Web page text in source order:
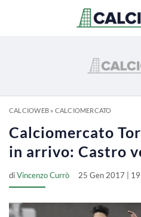
CALCIOWEB» CALCIOMERCATO
Calciomercato
in arrivo: Castro
diVincenzo Currò 25 Gen 2017 |